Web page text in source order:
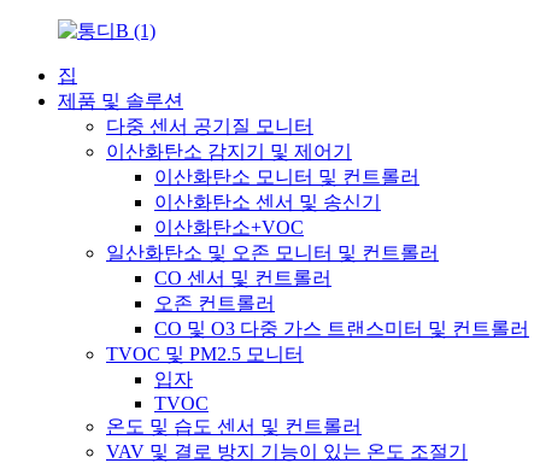
집
제품 및 솔루션
다중 센서 공기질 모니터
이산화탄소 감지기 및 제어기
이산화탄소 모니터 및 컨트롤러
이산화탄소 센서 및 송신기
이산화탄소+VOC
일산화탄소 및 오존 모니터 및 컨트롤러
CO 센서 및 컨트롤러
오존 컨트롤러
CO 및 O3 다중 가스 트랜스미터 및 컨트롤러
TVOC 및 PM2.5 모니터
입자
TVOC
온도 및 습도 센서 및 컨트롤러
VAV 및 결로 방지 기능이 있는 온도 조절기